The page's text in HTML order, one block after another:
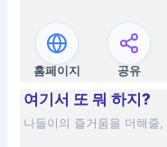
홈페이지 공유
여기서 또 뭐 하지?
나들이의 즐거움을 더해줄